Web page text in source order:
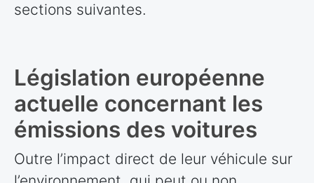
sections suivantes.
Législation européenne
actuelle concernant les
émissions des voitures
Outre l’impact direct de leur véhicule sur